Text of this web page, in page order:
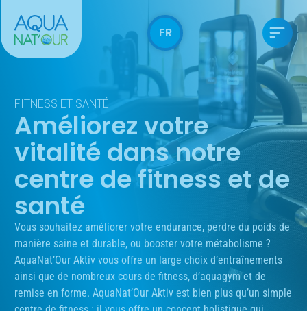
FR
FITNESS ET SANTÉ
Améliorez votre
vitalité dans notre
centre de fitness et de
santé
Vous souhaitez améliorer votre endurance, perdre du poids de
manière saine et durable, ou booster votre métabolisme ?
AquaNat’Our Aktiv vous offre un large choix d’entraînements
ainsi que de nombreux cours de fitness, d’aquagym et de
remise en forme. AquaNat’Our Aktiv est bien plus qu’un simple